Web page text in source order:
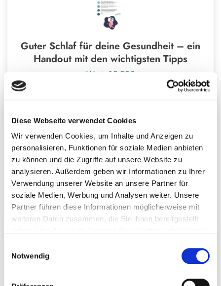
Diese Webseite verwendet Cookies
Wir verwenden Cookies, um Inhalte und Anzeigen zu
personalisieren, Funktionen für soziale Medien anbieten
zu können und die Zugriffe auf unsere Website zu
analysieren. Außerdem geben wir Informationen zu Ihrer
Verwendung unserer Website an unsere Partner für
soziale Medien, Werbung und Analysen weiter. Unsere
Partner führen diese Informationen möglicherweise mit
weiteren Daten zusammen, die Sie ihnen bereitgestellt
Einstellungen widerrufen oder ändern:
. Es befindet sich auch ein Link in der
Fußzeile zu den Einstellungen der Cookies um diese
Notwendig
Guter Schlaf für deine Gesundheit – ein
Handout mit den wichtigsten Tipps
Wert: 15,99€
Während wir schlafen, regeneriert nicht nur unser
Schlaf kann zu trockenen, gereizten oder müden
Augen führen und langfristig die Sehkraft
beeinträchtigen. Dieses Handout vonKatharina
Kugelmeierzeigt dir, wie du deineSchlafqualität
verbesserst – mit einfachen Routinen und Tipps für
erholsame Nächte. So unterstützt du die natürliche
Regeneration Deiner Augen, beugst Überlastung vor
und förderst klare, entspannte Sicht am nächsten Tag.